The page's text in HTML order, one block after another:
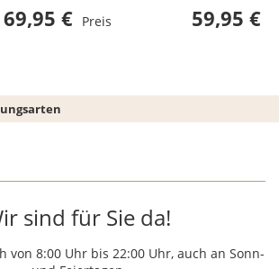
69,95 € Preis 59,95 €
sind für Sie da!
von 8:00 Uhr bis 22:00 Uhr, auch an Sonn-